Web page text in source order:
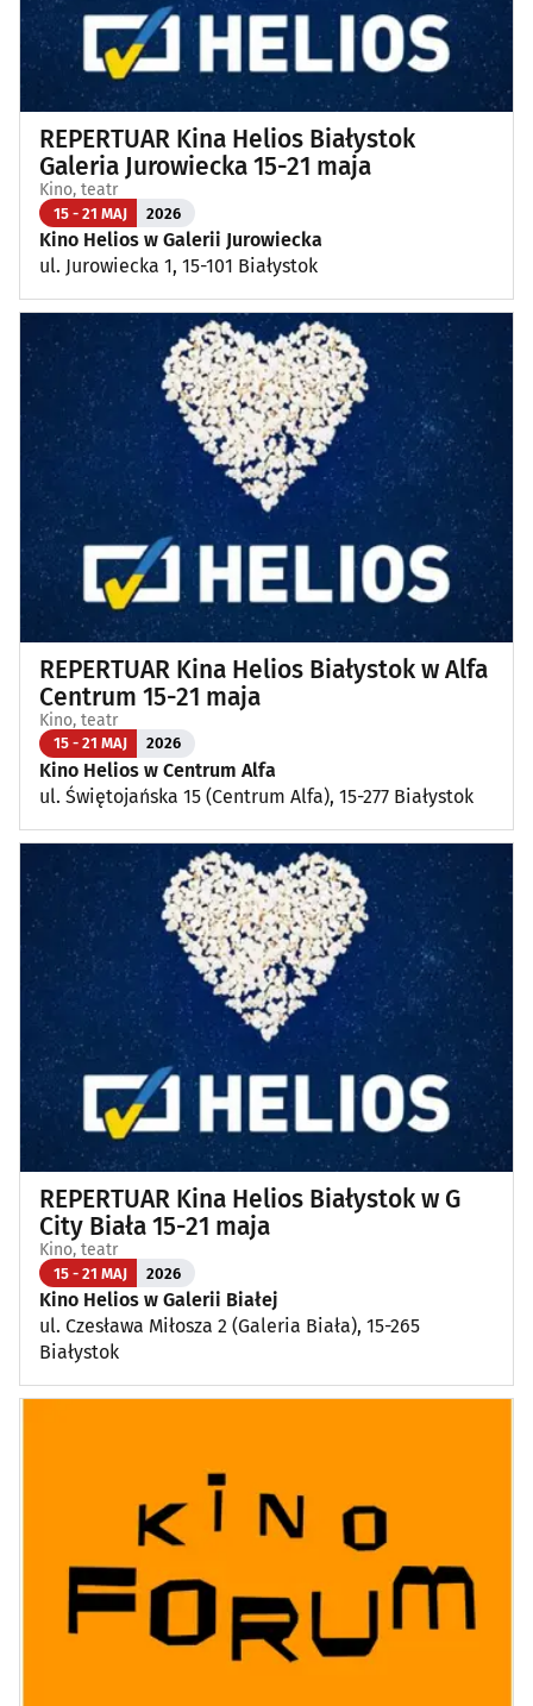
Poza Białymstokiem(1)
REPERTUAR Kina Helios Białystok
Galeria Jurowiecka 15-21 maja
Kino, teatr
15 - 21 MAJ 2026
Kino Helios w Galerii Jurowiecka
ul. Jurowiecka 1, 15-101 Białystok
REPERTUAR Kina Helios Białystok w Alfa
Centrum 15-21 maja
Kino, teatr
15 - 21 MAJ 2026
Kino Helios w Centrum Alfa
ul. Świętojańska 15 (Centrum Alfa), 15-277 Białystok
REPERTUAR Kina Helios Białystok w G
City Biała 15-21 maja
Kino, teatr
15 - 21 MAJ 2026
Kino Helios w Galerii Białej
ul. Czesława Miłosza 2 (Galeria Biała), 15-265
Białystok